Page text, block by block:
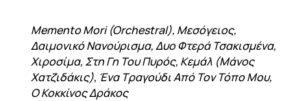
Memento Mori (Orchestral), Μεσόγειος,
Δαιμονικό Νανούρισμα, Δυο Φτερά Τσακισμένα,
Χιροσίμα, Στη Γη Του Πυρός, Κεμάλ (Μάνος
Χατζιδάκις), Ένα Τραγούδι Από Τον Τόπο Μου,
Ο Κοκκίνος Δράκος